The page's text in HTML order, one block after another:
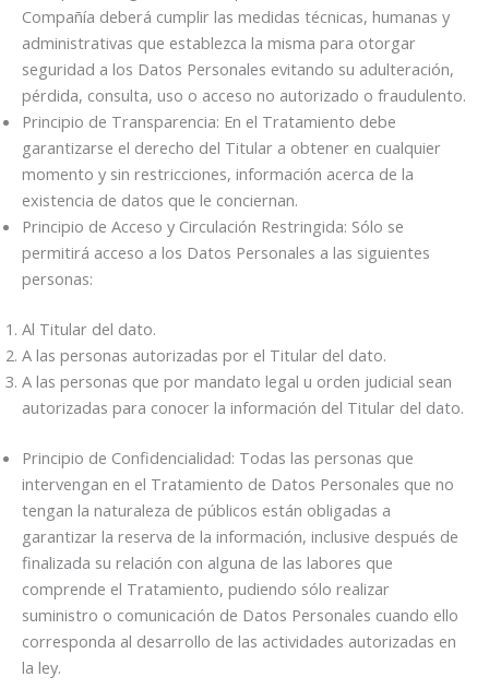
Compañía deberá cumplir las medidas técnicas, humanas y
administrativas que establezca la misma para otorgar
seguridad a los Datos Personales evitando su adulteración,
pérdida, consulta, uso o acceso no autorizado o fraudulento.
Principio de Transparencia: En el Tratamiento debe
garantizarse el derecho del Titular a obtener en cualquier
momento y sin restricciones, información acerca de la
existencia de datos que le conciernan.
Principio de Acceso y Circulación Restringida: Sólo se
permitirá acceso a los Datos Personales a las siguientes
personas:
Al Titular del dato.
A las personas autorizadas por el Titular del dato.
A las personas que por mandato legal u orden judicial sean
autorizadas para conocer la información del Titular del dato.
Principio de Confidencialidad: Todas las personas que
intervengan en el Tratamiento de Datos Personales que no
tengan la naturaleza de públicos están obligadas a
garantizar la reserva de la información, inclusive después de
finalizada su relación con alguna de las labores que
comprende el Tratamiento, pudiendo sólo realizar
suministro o comunicación de Datos Personales cuando ello
corresponda al desarrollo de las actividades autorizadas en
la ley.